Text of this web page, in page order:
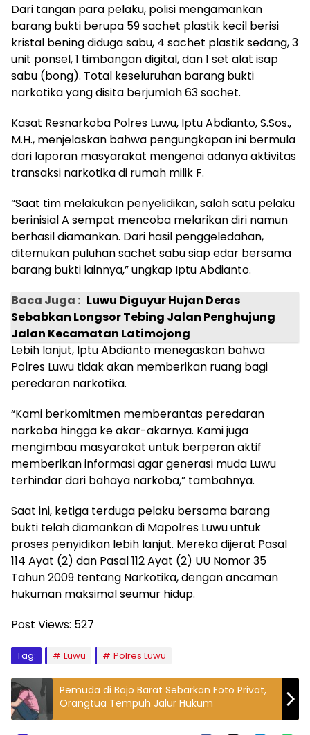
Dari tangan para pelaku, polisi mengamankan
barang bukti berupa 59 sachet plastik kecil berisi
kristal bening diduga sabu, 4 sachet plastik sedang, 3
unit ponsel, 1 timbangan digital, dan 1 set alat isap
sabu (bong). Total keseluruhan barang bukti
narkotika yang disita berjumlah 63 sachet.
Kasat Resnarkoba Polres Luwu, Iptu Abdianto, S.Sos.,
M.H., menjelaskan bahwa pengungkapan ini bermula
dari laporan masyarakat mengenai adanya aktivitas
transaksi narkotika di rumah milik F.
“Saat tim melakukan penyelidikan, salah satu pelaku
berinisial A sempat mencoba melarikan diri namun
berhasil diamankan. Dari hasil penggeledahan,
ditemukan puluhan sachet sabu siap edar bersama
barang bukti lainnya,” ungkap Iptu Abdianto.
Baca Juga : Luwu Diguyur Hujan Deras
Sebabkan Longsor Tebing Jalan Penghujung
Jalan Kecamatan Latimojong
Lebih lanjut, Iptu Abdianto menegaskan bahwa
Polres Luwu tidak akan memberikan ruang bagi
peredaran narkotika.
“Kami berkomitmen memberantas peredaran
narkoba hingga ke akar-akarnya. Kami juga
mengimbau masyarakat untuk berperan aktif
memberikan informasi agar generasi muda Luwu
terhindar dari bahaya narkoba,” tambahnya.
Saat ini, ketiga terduga pelaku bersama barang
bukti telah diamankan di Mapolres Luwu untuk
proses penyidikan lebih lanjut. Mereka dijerat Pasal
114 Ayat (2) dan Pasal 112 Ayat (2) UU Nomor 35
Tahun 2009 tentang Narkotika, dengan ancaman
hukuman maksimal seumur hidup.
Post Views: 527
Tag: Luwu Polres Luwu
Pemuda di Bajo Barat Sebarkan Foto Privat,
Orangtua Tempuh Jalur Hukum